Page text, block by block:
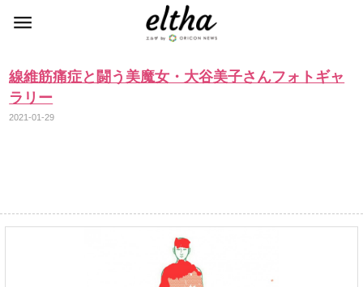
線維筋痛症と闘う美魔女・大谷美子さんフォトギャ
ラリー
2021-01-29